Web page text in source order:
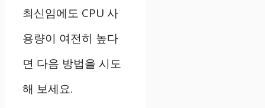
최신임에도 CPU 사
용량이 여전히 높다
면 다음 방법을 시도
해 보세요.